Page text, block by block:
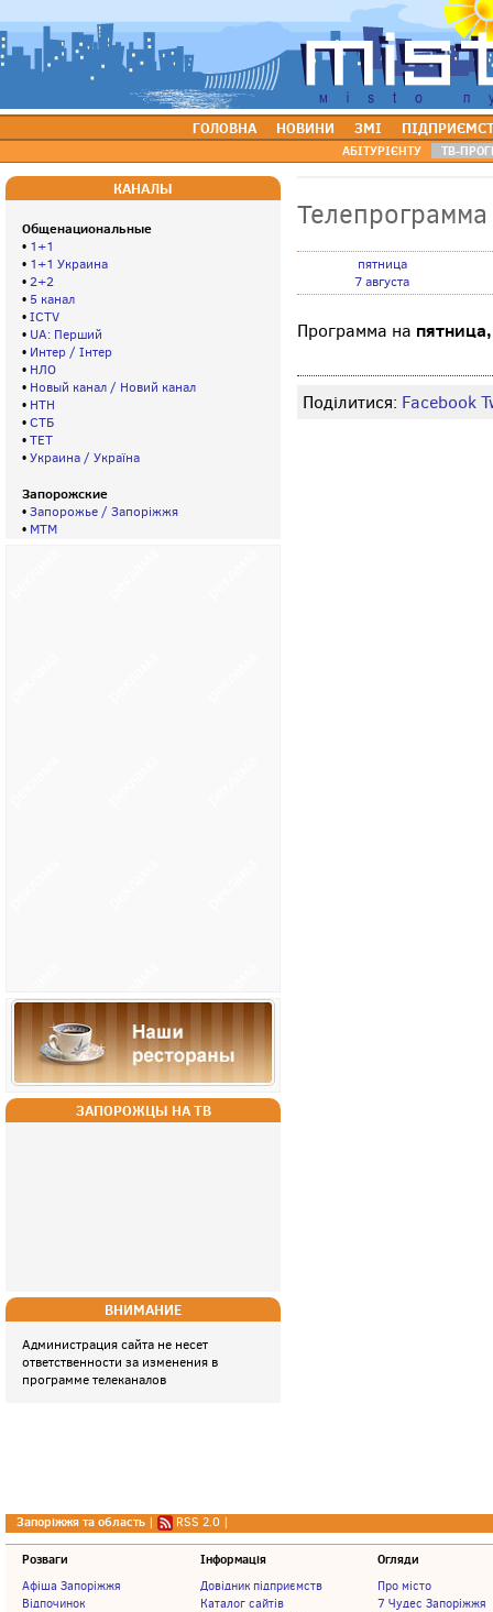
ГОЛОВНА НОВИНИ ЗМІ
АБІТУРІЄНТУ ТВ-
КАНАЛЫ
Общенациональные
• 1+1
• 1+1 Украина
•2+2
• 5 канал
•ICTV
• UA: Перший
• Интер / Інтер
• НЛО
• Новый канал / Новий канал
• НТН
•СТБ
•ТЕТ
•Украина / Україна
Запорожские
•Запорожье / Запорiжжя
• МТМ
ЗАПОРОЖЦЫ НА ТВ
ВНИМАНИЕ
Администрация сайта не несет
ответственности за изменения в
программе телеканалов
пятница
7 августа
Программа на
Поділитися: Facebook
Запоріжжя та область | RSS 2.0 |
Розваги
Афіша Запоріжжя
Відпочинок
Інформація
Довідник підприємств
Каталог сайтів
Огляди
Про місто
7 Чудес Запоріжжя